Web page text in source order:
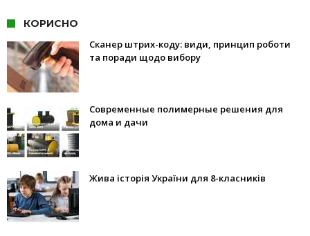
КОРИСНО
Сканер штрих-коду: види, принцип роботи
та поради щодо вибору
Современные полимерные решения для
дома и дачи
Жива історія України для 8-класників